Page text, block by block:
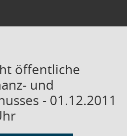
öffentliche
und
- 01.12.2011